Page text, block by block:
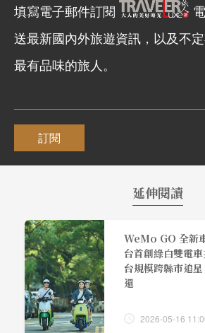
填寫電子郵件訂閱
送最新國內外旅遊資訊，以及不
最有品味的旅人。
訂閱
延伸閱讀
WeMo GO 全新
台首創綠白雙電
台規模跨縣市追
還
2026-05-16